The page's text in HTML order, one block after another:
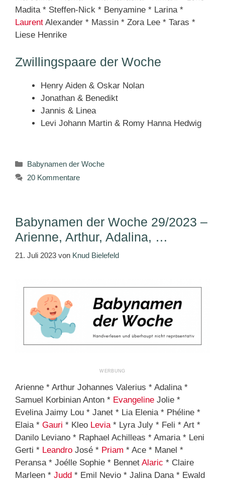
Madita * Steffen-Nick * Benyamine * Larina *
Laurent Alexander * Massin * Zora Lee * Taras *
Liese Henrike
Zwillingspaare der Woche
Henry Aiden & Oskar Nolan
Jonathan & Benedikt
Jannis & Linea
Levi Johann Martin & Romy Hanna Hedwig
Kategorien
Babynamen der Woche
20 Kommentare
Babynamen der Woche 29/2023 –
Arienne, Arthur, Adalina, …
21. Juli 2023 von Knud Bielefeld
Arienne * Arthur Johannes Valerius * Adalina *
Samuel Korbinian Anton * Evangeline Jolie *
Evelina Jaimy Lou * Janet * Lia Elenia * Phéline *
Elaia * Gauri * Kleo Levia * Lyra July * Feli * Art *
Danilo Leviano * Raphael Achilleas * Amaria * Leni
Gerti * Leandro José * Priam * Ace * Manel *
Peransa * Joélle Sophie * Bennet Alaric * Claire
Marleen * Judd * Emil Nevio * Jalina Dana * Ewald